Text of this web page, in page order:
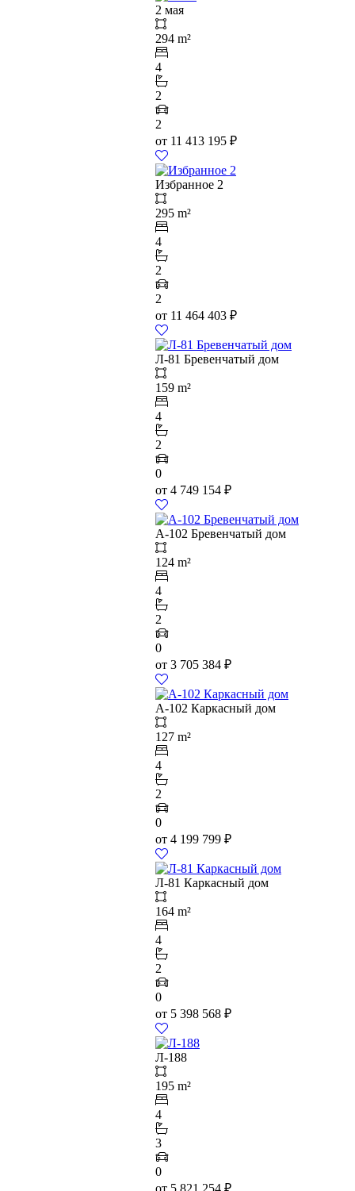
2 мая
294 m²
4
2
2
от 11 413 195 ₽
Избранное 2
295 m²
4
2
2
от 11 464 403 ₽
Л-81 Бревенчатый дом
159 m²
4
2
0
от 4 749 154 ₽
А-102 Бревенчатый дом
124 m²
4
2
0
от 3 705 384 ₽
А-102 Каркасный дом
127 m²
4
2
0
от 4 199 799 ₽
Л-81 Каркасный дом
164 m²
4
2
0
от 5 398 568 ₽
Л-188
195 m²
4
3
0
от 5 821 254 ₽